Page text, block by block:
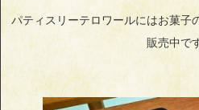
パティスリーテロワールにはお菓子
販売中で